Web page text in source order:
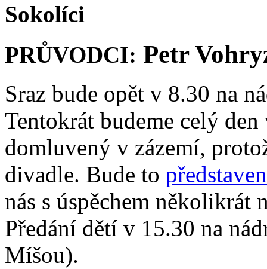
Sokolíci
PRŮVODCI: Petr
Sraz bude opět v 8.30 na
Tentokrát budeme celý
domluvený v zázemí,
divadle. Bude to
nás s úspěchem několikrát
Předání dětí v 15.30 na
Míšou).